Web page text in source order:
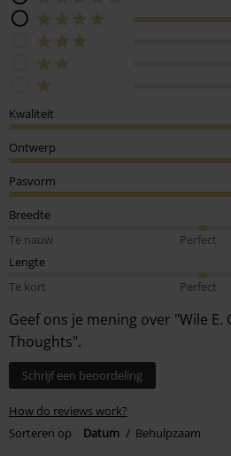
Kwaliteit
Ontwerp
Pasvorm
Breedte
Te nauw
Perfect
Lengte
Te kort
Perfect
Geef ons je mening over "Wile E.
Thoughts".
Schrijf een beoordeling
How do reviews work?
Sorteren op
Datum Behulpzaam